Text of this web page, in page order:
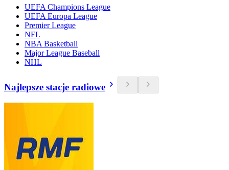
UEFA Champions League
UEFA Europa League
Premier League
NFL
NBA Basketball
Major League Baseball
NHL
Najlepsze stacje radiowe